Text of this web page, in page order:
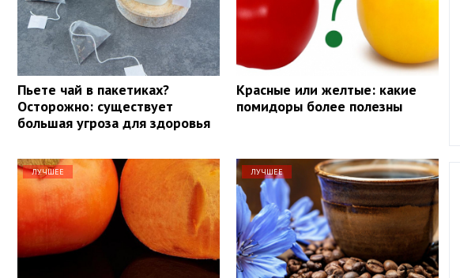
Пьете чай в пакетиках?
Осторожно: существует
большая угроза для здоровья
Красные или желтые: какие
помидоры более полезны
ЛУЧШЕЕ ЛУЧШЕЕ